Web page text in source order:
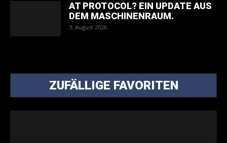
AT PROTOCOL? EIN UPDATE AUS
DEM MASCHINENRAUM.
3. August 2026
ZUFÄLLIGE FAVORITEN